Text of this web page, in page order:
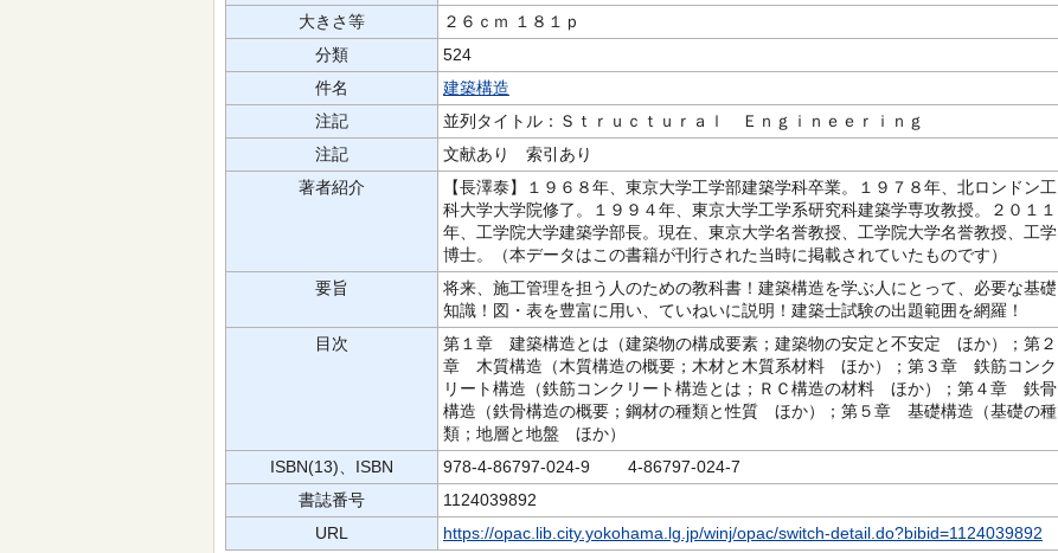
大きさ等
２６ｃｍ １８１ｐ
分類
524
件名
建築構造
注記
並列タイトル：Ｓｔｒｕｃｔｕｒａｌ Ｅｎｇｉｎｅｅｒｉｎｇ
注記
文献あり 索引あり
著者紹介
【長澤泰】１９６８年、東京大学工学部建築学科卒業。１９７８年、北ロンドン工
科大学大学院修了。１９９４年、東京大学工学系研究科建築学専攻教授。２０１１
年、工学院大学建築学部長。現在、東京大学名誉教授、工学院大学名誉教授、工学
博士。（本データはこの書籍が刊行された当時に掲載されていたものです）
要旨
将来、施工管理を担う人のための教科書！建築構造を学ぶ人にとって、必要な基礎
知識！図・表を豊富に用い、ていねいに説明！建築士試験の出題範囲を網羅！
目次
第１章 建築構造とは（建築物の構成要素；建築物の安定と不安定 ほか）；第２
章 木質構造（木質構造の概要；木材と木質系材料 ほか）；第３章 鉄筋コンク
リート構造（鉄筋コンクリート構造とは；ＲＣ構造の材料 ほか）；第４章 鉄骨
構造（鉄骨構造の概要；鋼材の種類と性質 ほか）；第５章 基礎構造（基礎の種
類；地層と地盤 ほか）
ISBN(13)、ISBN
978-4-86797-024-9 4-86797-024-7
書誌番号
1124039892
URL
https://opac.lib.city.yokohama.lg.jp/winj/opac/switch-detail.do?bibid=1124039892